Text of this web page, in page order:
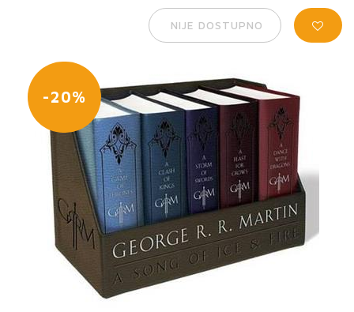
NIJE DOSTUPNO
-20%